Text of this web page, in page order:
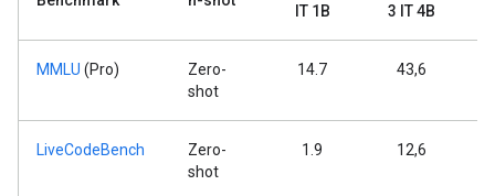
IT 1B
3 IT 4B
MMLU (Pro)
Zero-
shot
14.7 43,6
LiveCodeBench
Zero-
shot
1.9 12,6